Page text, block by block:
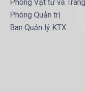
Phòng Vật tư và
Phòng Quản trị
Ban Quản lý KTX